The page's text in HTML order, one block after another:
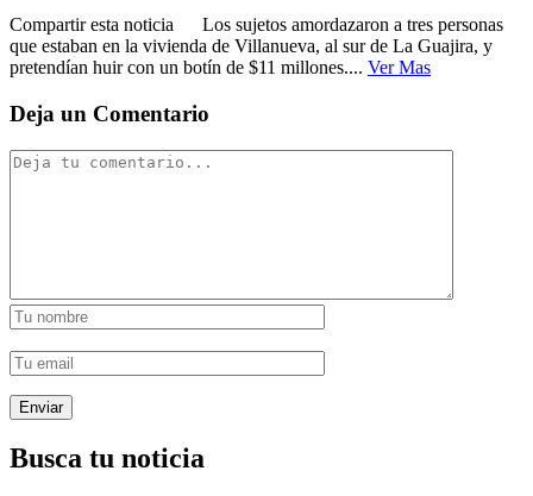
Compartir esta noticia Los sujetos amordazaron a tres personas
que estaban en la vivienda de Villanueva, al sur de La Guajira, y
pretendían huir con un botín de $11 millones.... Ver Mas
Deja un Comentario
Busca tu noticia